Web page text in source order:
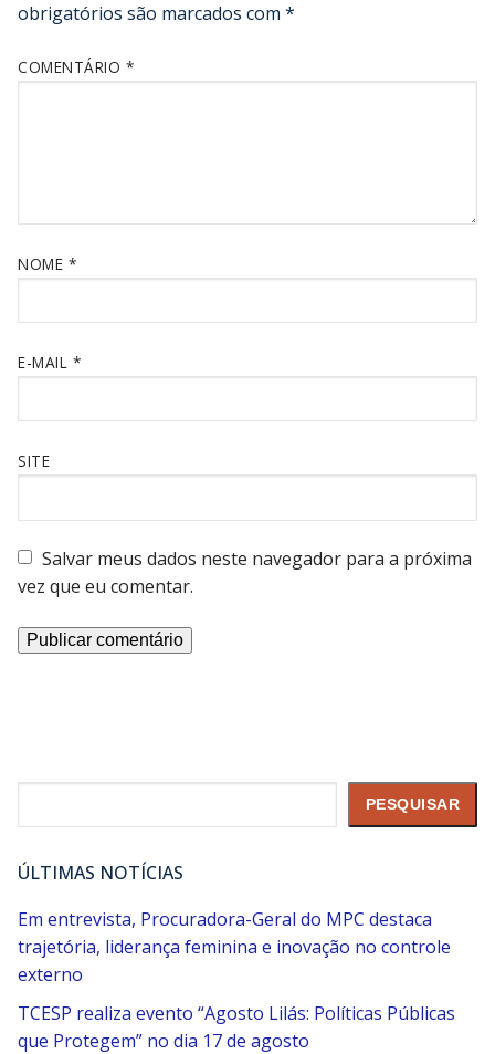
obrigatórios são marcados com *
COMENTÁRIO *
NOME *
E-MAIL *
SITE
Salvar meus dados neste navegador para a próxima
vez que eu comentar.
PESQUISAR
ÚLTIMAS NOTÍCIAS
Em entrevista, Procuradora-Geral do MPC destaca
trajetória, liderança feminina e inovação no controle
externo
TCESP realiza evento “Agosto Lilás: Políticas Públicas
que Protegem” no dia 17 de agosto